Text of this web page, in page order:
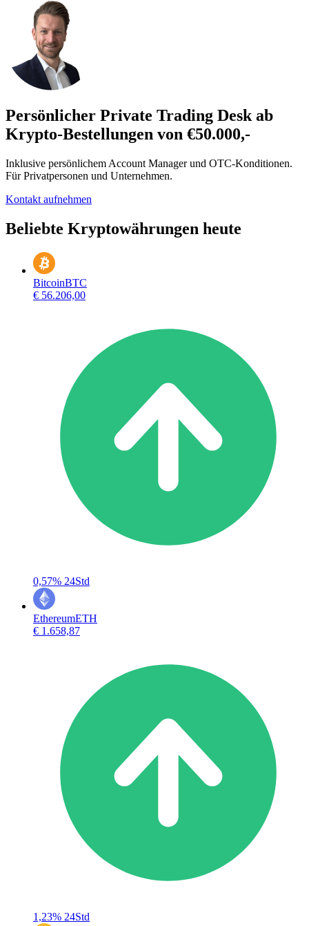
Persönlicher Private Trading Desk ab
Krypto-Bestellungen von €50.000,-
Inklusive persönlichem Account Manager und OTC-Konditionen.
Für Privatpersonen und Unternehmen.
Kontakt aufnehmen
Beliebte Kryptowährungen heute
BitcoinBTC
€ 56.206,00
0,57% 24Std
EthereumETH
€ 1.658,87
1,23% 24Std